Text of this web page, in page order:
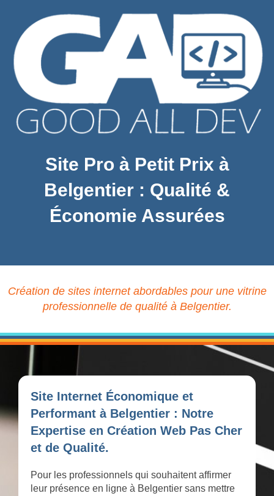
Site Pro à Petit Prix à
Belgentier : Qualité &
Économie Assurées
Création de sites internet abordables pour une vitrine
professionnelle de qualité à Belgentier.
Site Internet Économique et
Performant à Belgentier : Notre
Expertise en Création Web Pas Cher
et de Qualité.
Pour les professionnels qui souhaitent affirmer
leur présence en ligne à Belgentier sans mettre